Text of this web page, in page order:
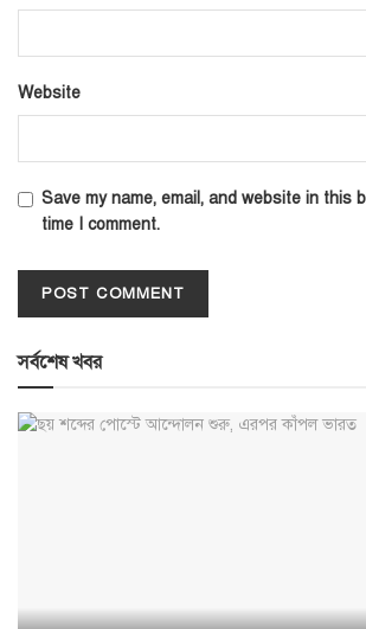
Website
Save my name, email, and website in this
time I comment.
সর্বশেষ খবর